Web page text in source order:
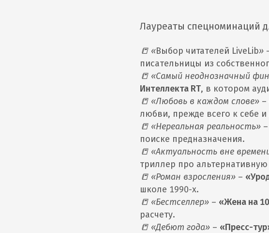
Лауреаты спецноминаций
📒 «Выбор читателей LiveLib»
писательницы из
📒 «Самый неоднозначный
Интеллекта RT, в котором
📒 «Любовь в каждом слове» –
любви, прежде всего к себе и
📒 «Нереальная реальность» –
поиске предназначения.
📒 «Актуальность вне
триллер про альтернативную
📒 «Роман взросления» –
школе 1990-х.
📒 «Бестселлер» – «Жена на
расчету.
📒 «Дебют года» – «Пресс-